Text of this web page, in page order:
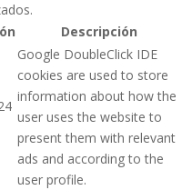
Descripción
Google DoubleClick IDE
cookies are used to store
information about how the
user uses the website to
present them with relevant
ads and according to the
user profile.